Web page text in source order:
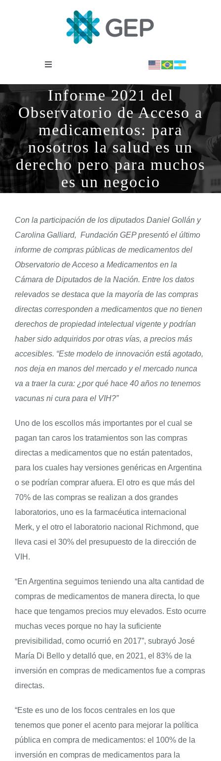
Toggle
INSTITUCIONAL
OBSERVATORIO
NOTICIAS
BIBLIOTECA
COVID-19
ENGLISH
Informe 2021 del
Observatorio de Acceso a
medicamentos: para
nosotros la salud es un
derecho pero para muchos
es un negocio
Con la participación de los diputados Daniel Gollán y
Carolina Galliard, Fundación GEP presentó el último
informe de compras públicas de medicamentos del
Observatorio de Acceso a Medicamentos en la
Cámara de Diputados de la Nación. Entre los datos
relevados se destaca que la mayoría de las compras
directas corresponden a medicamentos que no tienen
derechos de propiedad intelectual vigente y podrían
haber sido adquiridos por otras vías, a precios más
accesibles. “Este modelo de innovación está agotado,
nos deja en manos del mercado y el mercado nunca
va a traer la cura: ¿por qué hace 40 años no tenemos
vacunas ni cura para el VIH?”
Uno de los escollos más importantes por el cual se
pagan tan caros los tratamientos son las compras
directas a medicamentos que no están patentados,
para los cuales hay versiones genéricas en Argentina
o se podrían comprar afuera. El otro es que más del
70% de las compras se realizan a dos grandes
laboratorios, uno es la farmacéutica internacional
Merk, y el otro el laboratorio nacional Richmond, que
lleva casi el 30% del presupuesto de la dirección de
VIH.
“En Argentina seguimos teniendo una alta cantidad de
compras de medicamentos de manera directa, lo que
hace que tengamos precios muy elevados. Esto ocurre
muchas veces porque no hay la suficiente
previsibilidad, como ocurrió en 2017”, subrayó José
María Di Bello y detalló que, en 2021, el 83% de la
inversión en compras de medicamentos fue a compras
directas.
“Este es uno de los focos centrales en los que
tenemos que poner el acento para mejorar la política
pública en compra de medicamentos: el 100% de la
inversión en compras de medicamentos para la